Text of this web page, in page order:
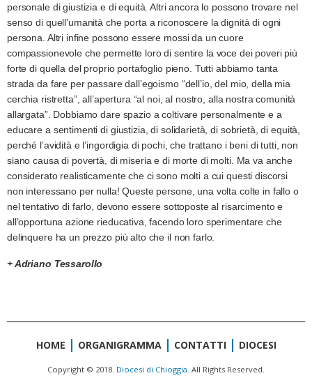
personale di giustizia e di equità. Altri ancora lo possono trovare nel
senso di quell’umanità che porta a riconoscere la dignità di ogni
persona. Altri infine possono essere mossi da un cuore
compassionevole che permette loro di sentire la voce dei poveri più
forte di quella del proprio portafoglio pieno. Tutti abbiamo tanta
strada da fare per passare dall’egoismo “dell’io, del mio, della mia
cerchia ristretta”, all’apertura “al noi, al nostro, alla nostra comunità
allargata”. Dobbiamo dare spazio a coltivare personalmente e a
educare a sentimenti di giustizia, di solidarietà, di sobrietà, di equità,
perché l’avidità e l’ingordigia di pochi, che trattano i beni di tutti, non
siano causa di povertà, di miseria e di morte di molti. Ma va anche
considerato realisticamente che ci sono molti a cui questi discorsi
non interessano per nulla! Queste persone, una volta colte in fallo o
nel tentativo di farlo, devono essere sottoposte al risarcimento e
all’opportuna azione rieducativa, facendo loro sperimentare che
delinquere ha un prezzo più alto che il non farlo.
+ Adriano Tessarollo
HOME ORGANIGRAMMA CONTATTI DIOCESI
Copyright © 2018. Diocesi di Chioggia. All Rights Reserved.